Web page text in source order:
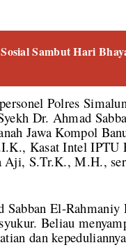
Sambut Hari
Polres
Dr. Ahmad
Jawa Kompol
Kasat Intel IPTU
S.Tr.K., M.H.,
El-Rahmaniy
Beliau
dan